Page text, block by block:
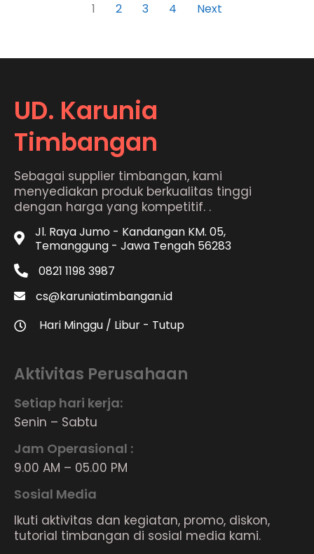
1 2 3 4 Next
UD. Karunia
Timbangan
Sebagai supplier timbangan, kami
menyediakan produk berkualitas tinggi
dengan harga yang kompetitif. .
Jl. Raya Jumo - Kandangan KM. 05,
Temanggung - Jawa Tengah 56283
0821 1198 3987
cs@karuniatimbangan.id
Hari Minggu / Libur - Tutup
Aktivitas Perusahaan
Setiap hari kerja:
Senin – Sabtu
Jam Operasional :
9.00 AM – 05.00 PM
Sosial Media
Ikuti aktivitas dan kegiatan, promo, diskon,
tutorial timbangan di sosial media kami.